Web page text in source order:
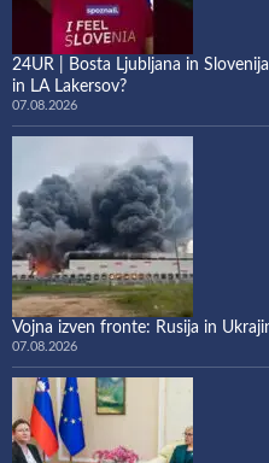
24UR | Bosta Ljubljana in
in LA Lakersov?
07.08.2026
Vojna izven fronte: Rusija in
07.08.2026